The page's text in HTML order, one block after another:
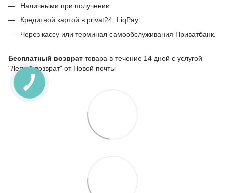
Наличными при получении.
Кредитной картой в privat24, LiqPay.
Через кассу или терминал самообслуживания Приватбанк.
Бесплатный возврат товара в течение 14 дней с услугой
"Легкий возврат" от Новой почты